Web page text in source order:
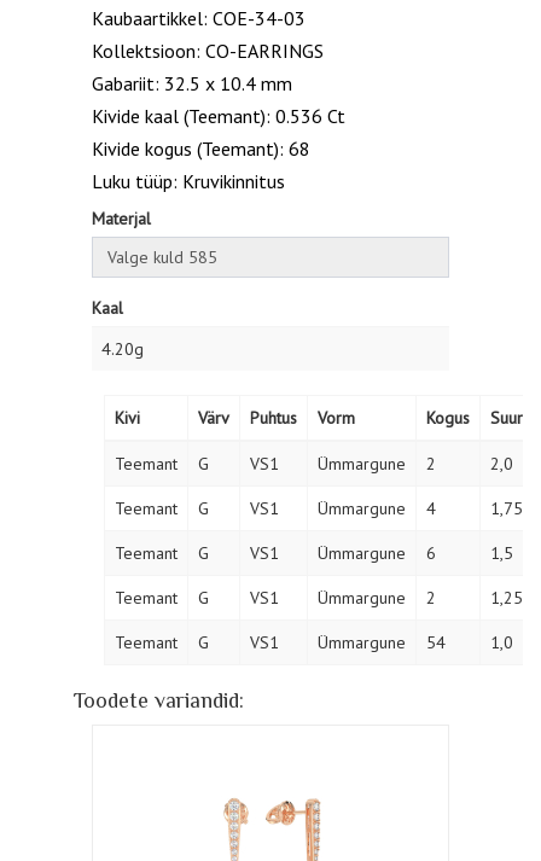
Kaubaartikkel: COE-34-03
Kollektsioon: CO-EARRINGS
Gabariit: 32.5 x 10.4 mm
Kivide kaal (Teemant): 0.536 Ct
Kivide kogus (Teemant): 68
Luku tüüp: Kruvikinnitus
Materjal
Kaal
4.20g
Kivi Värv Puhtus Vorm Kogus Suurus
Teemant G VS1 Ümmargune 2 2,0
Teemant G VS1 Ümmargune 4 1,75
Teemant G VS1 Ümmargune 6 1,5
Teemant G VS1 Ümmargune 2 1,25
Teemant G VS1 Ümmargune 54 1,0
Toodete variandid: